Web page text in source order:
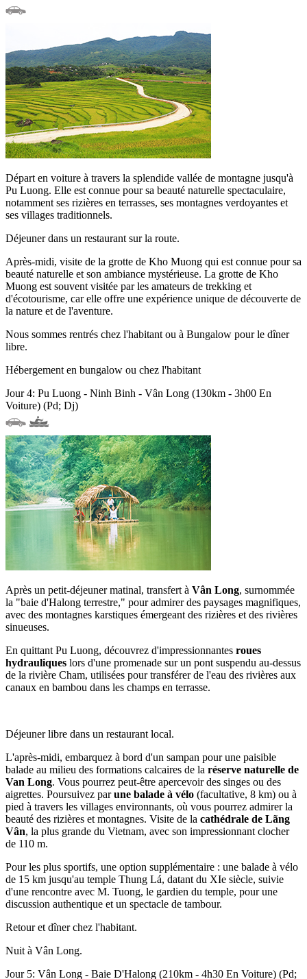
Départ en voiture à travers la splendide vallée de montagne jusqu'à
Pu Luong. Elle est connue pour sa beauté naturelle spectaculaire,
notamment ses rizières en terrasses, ses montagnes verdoyantes et
ses villages traditionnels.
Déjeuner dans un restaurant sur la route.
Après-midi, visite de la grotte de Kho Muong qui est connue pour sa
beauté naturelle et son ambiance mystérieuse. La grotte de Kho
Muong est souvent visitée par les amateurs de trekking et
d'écotourisme, car elle offre une expérience unique de découverte de
la nature et de l'aventure.
Nous sommes rentrés chez l'habitant ou à Bungalow pour le dîner
libre.
Hébergement en bungalow ou chez l'habitant
Jour 4: Pu Luong - Ninh Binh - Vân Long (130km - 3h00 En
Voiture) (Pd; Dj)
Après un petit-déjeuner matinal, transfert à Vân Long, surnommée
la "baie d'Halong terrestre," pour admirer des paysages magnifiques,
avec des montagnes karstiques émergeant des rizières et des rivières
sinueuses.
En quittant Pu Luong, découvrez d'impressionnantes roues
hydrauliques lors d'une promenade sur un pont suspendu au-dessus
de la rivière Cham, utilisées pour transférer de l'eau des rivières aux
canaux en bambou dans les champs en terrasse.
Déjeuner libre dans un restaurant local.
L'après-midi, embarquez à bord d'un sampan pour une paisible
balade au milieu des formations calcaires de la réserve naturelle de
Van Long. Vous pourrez peut-être apercevoir des singes ou des
aigrettes. Poursuivez parune balade à vélo (facultative, 8 km) ou à
pied à travers les villages environnants, où vous pourrez admirer la
beauté des rizières et montagnes. Visite de la cathédrale de Lãng
Vân, la plus grande du Vietnam, avec son impressionnant clocher
de 110 m.
Pour les plus sportifs, une option supplémentaire : une balade à vélo
de 15 km jusqu'au temple Thung Lá, datant du XIe siècle, suivie
d'une rencontre avec M. Tuong, le gardien du temple, pour une
discussion authentique et un spectacle de tambour.
Retour et dîner chez l'habitant.
Nuit à Vân Long.
Jour 5: Vân Long - Baie D'Halong (210km - 4h30 En Voiture) (Pd;